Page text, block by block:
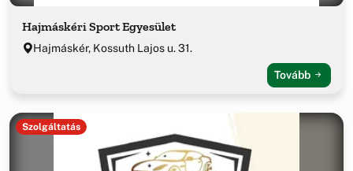
Hajmáskéri Sport Egyesület
Hajmáskér, Kossuth Lajos u. 31.
Tovább
Szolgáltatás